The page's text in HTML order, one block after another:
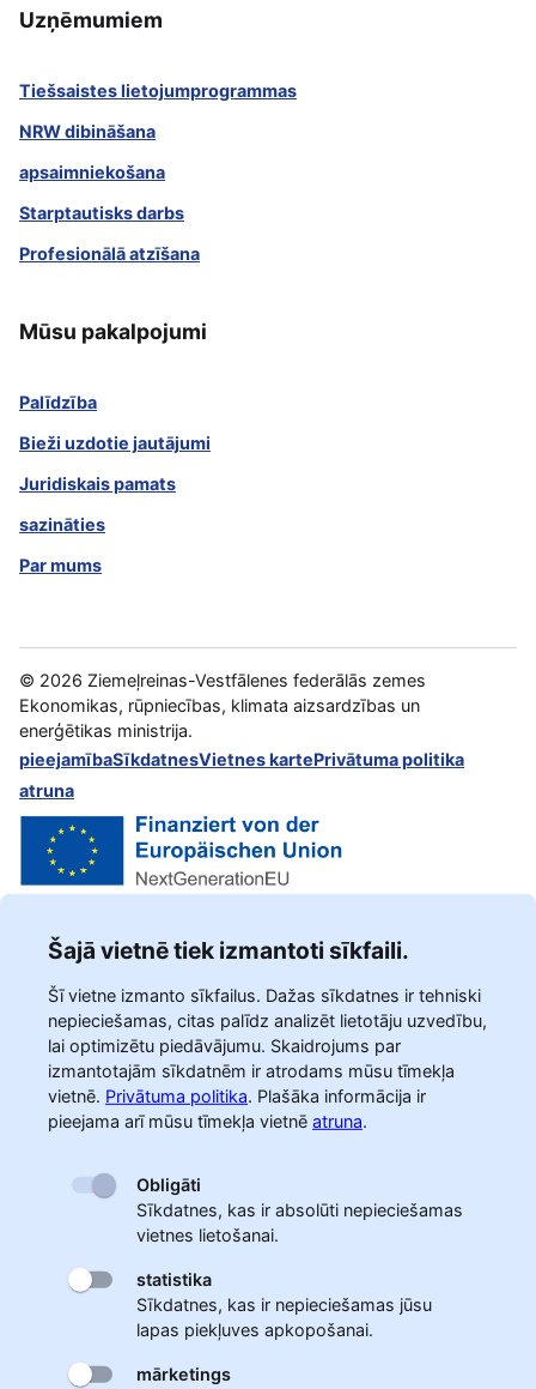
Uzņēmumiem
Tiešsaistes lietojumprogrammas
NRW dibināšana
apsaimniekošana
Starptautisks darbs
Profesionālā atzīšana
Mūsu pakalpojumi
Palīdzība
Bieži uzdotie jautājumi
Juridiskais pamats
sazināties
Par mums
© 2026 Ziemeļreinas-Vestfālenes federālās zemes
Ekonomikas, rūpniecības, klimata aizsardzības un
enerģētikas ministrija.
pieejamībaSīkdatnesVietnes kartePrivātuma politika
atruna
Šajā vietnē tiek izmantoti sīkfaili.
Šī vietne izmanto sīkfailus. Dažas sīkdatnes ir tehniski
nepieciešamas, citas palīdz analizēt lietotāju uzvedību,
lai optimizētu piedāvājumu. Skaidrojums par
izmantotajām sīkdatnēm ir atrodams mūsu tīmekļa
vietnē. Privātuma politika. Plašāka informācija ir
pieejama arī mūsu tīmekļa vietnē atruna.
Obligāti
Sīkdatnes, kas ir absolūti nepieciešamas
vietnes lietošanai.
statistika
Sīkdatnes, kas ir nepieciešamas jūsu
lapas piekļuves apkopošanai.
mārketings